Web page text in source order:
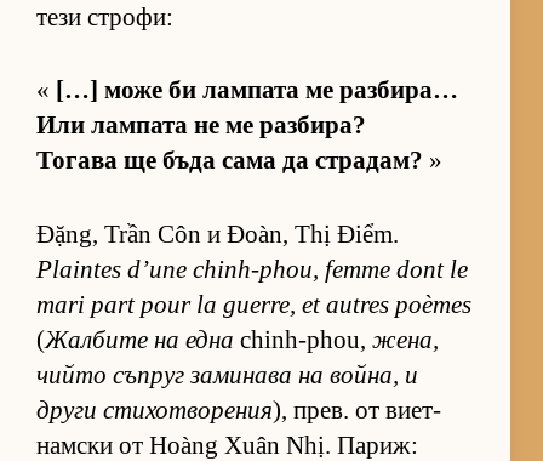
тези стро­фи:
« […] може би лам­пата ме раз­би­ра…
Или лам­пата не ме раз­би­ра?
То­гава ще бъда сама да стра­дам? »
Đặng, Trần Côn и Đoàn, Thị Điểm.
Plaintes d’une chinh-phou, femme dont le
mari part pour la guerre, et autres poèmes
(Жал­бите на една chinh-phou, же­на,
чийто съп­руг за­ми­нава на вой­на, и
други сти­хот­во­ре­ния), прев. от ви­ет­
нам­ски от Hoàng Xuân Nhị. Па­риж: